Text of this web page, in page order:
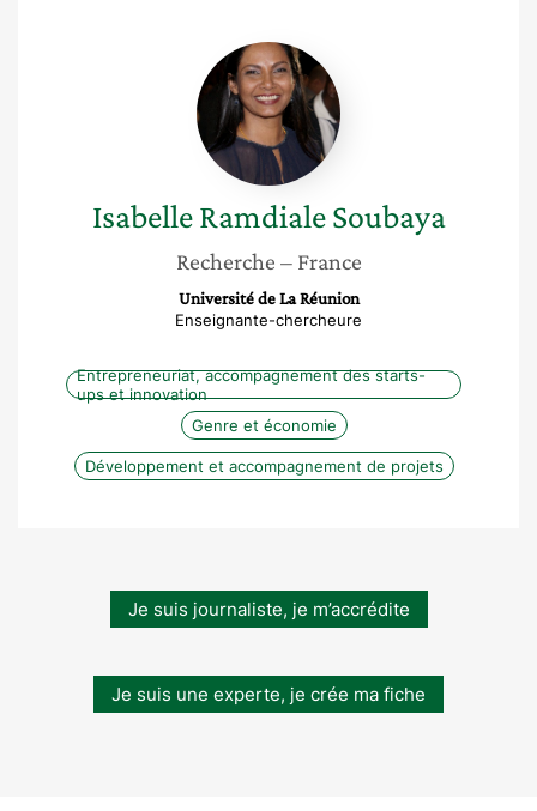
Isabelle
Ramdiale
Soubaya
Isabelle Ramdiale Soubaya
Recherche – France
Université de La Réunion
Enseignante-chercheure
Entrepreneuriat, accompagnement des starts-
ups et innovation
Genre et économie
Développement et accompagnement de projets
Je suis journaliste, je m’accrédite
Je suis une experte, je crée ma fiche